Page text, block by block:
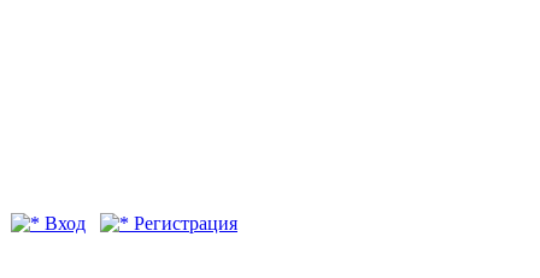
Вход Регистрация